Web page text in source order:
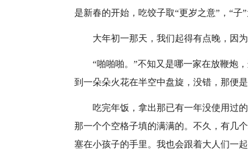
是新春的开始，吃饺子取“更岁之意”，“子
大年初一那天，我们起得有点晚，因
“啪啪啪。”不知又是哪一家在放鞭炮
到一朵朵火花在半空中盘旋，没错，那便是
吃完年饭，拿出那已有一年没使用过
那一个个空格子填的满满的。不久，有几
塞在小孩子的手里。我也会跟着大人们一